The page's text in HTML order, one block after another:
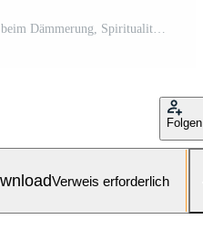
Silhouette von berühmt Basilika beim Dämmerung, Spiritualität regiert generiert durch ai Kostenloses Foto
Folgen
Verweis erforderlich